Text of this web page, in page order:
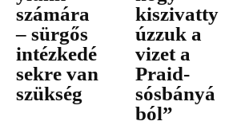
számára
– sürgős
intézkedé
sekre van
szükség
kiszivatty
úzzuk a
vizet a
Praid-
sósbányá
ból”